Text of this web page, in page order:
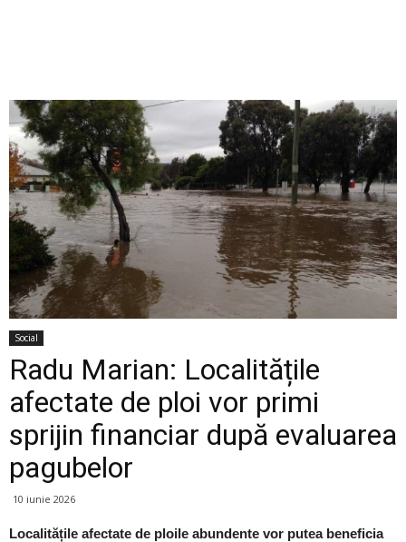
Social
Radu Marian: Localitățile
afectate de ploi vor primi
sprijin financiar după evaluarea
pagubelor
10 iunie 2026
Localitățile afectate de ploile abundente vor putea beneficia